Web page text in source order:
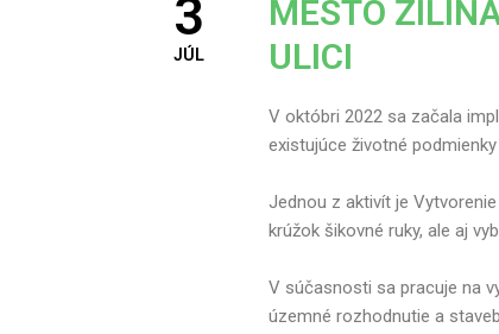
3
JÚL
MESTO
ULICI
V októbri 2022 sa začala
existujúce životné
Jednou z aktivít je
krúžok šikovné ruky, ale aj
V súčasnosti sa pracuje na
územné rozhodnutie a